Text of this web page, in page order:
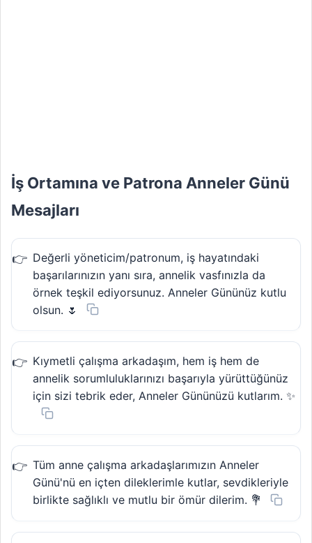
İş Ortamına ve Patrona Anneler Günü
Mesajları
Değerli yöneticim/patronum, iş hayatındaki
başarılarınızın yanı sıra, annelik vasfınızla da
örnek teşkil ediyorsunuz. Anneler Gününüz kutlu
olsun. 🌷
Kıymetli çalışma arkadaşım, hem iş hem de
annelik sorumluluklarınızı başarıyla yürüttüğünüz
için sizi tebrik eder, Anneler Gününüzü kutlarım. ✨
Tüm anne çalışma arkadaşlarımızın Anneler
Günü'nü en içten dileklerimle kutlar, sevdikleriyle
birlikte sağlıklı ve mutlu bir ömür dilerim. 💐